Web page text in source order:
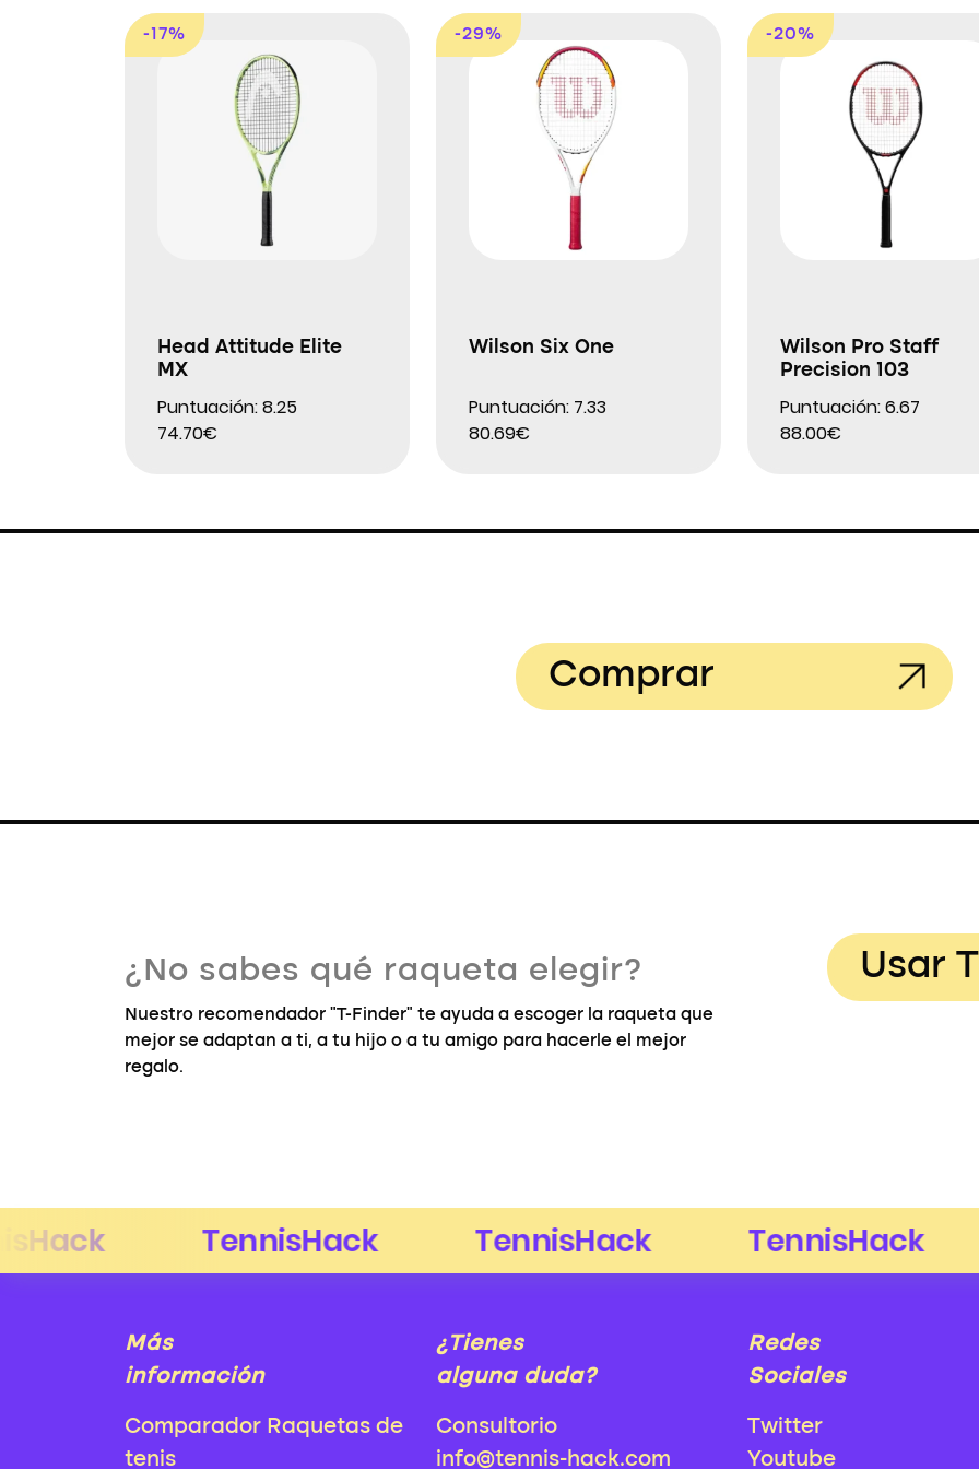
-17%
Head Attitude Elite
MX
Puntuación: 8.25
74.70€
-29%
Wilson Six One
Puntuación: 7.33
80.69€
-20%
Wilson Pro Staff
Precision 103
Puntuación: 6.67
88.00€
Comprar
¿No sabes qué raqueta elegir?
Nuestro recomendador "T-Finder" te ayuda a escoger la raqueta que
mejor se adaptan a ti, a tu hijo o a tu amigo para hacerle el mejor
regalo.
Usar
Más
información
Comparador Raquetas de
tenis
¿Tienes
alguna duda?
Consultorio
info@tennis-hack.com
Redes
Sociales
Twitter
Youtube